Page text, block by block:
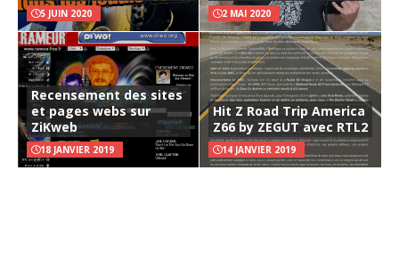
5 JUIN 2020 2 MAI 2020
Recensement des sites
et pages webs sur
ZiKweb
18 JANVIER 2019
Hit Z Road Trip America
Z66 by ZEGUT avec RTL2
14 JANVIER 2019